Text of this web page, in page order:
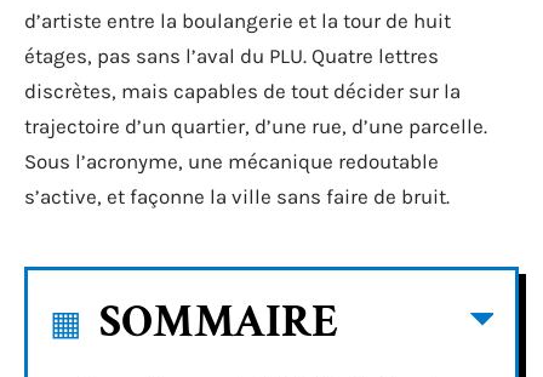
d’artiste entre la boulangerie et la tour de huit
étages, pas sans l’aval du PLU. Quatre lettres
discrètes, mais capables de tout décider sur la
trajectoire d’un quartier, d’une rue, d’une parcelle.
Sous l’acronyme, une mécanique redoutable
s’active, et façonne la ville sans faire de bruit.
SOMMAIRE